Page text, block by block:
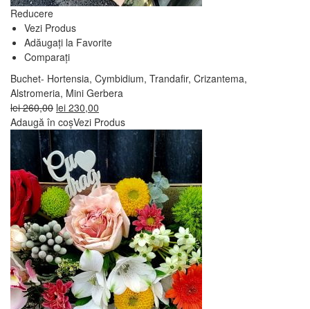
Reducere
Vezi Produs
Adăugați la Favorite
Comparați
Buchet- Hortensia, Cymbidium, Trandafir, Crizantema,
Alstromeria, Mini Gerbera
lei260,00 Prețul
inițial
a
fost:
lei 260,00.
lei 230,00
curent
este:
lei 230,00.
Adaugă în coșVezi Produs